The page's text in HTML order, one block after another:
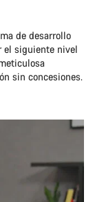
de desarrollo
el siguiente nivel
sin concesiones.